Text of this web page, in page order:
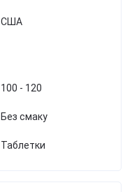
США
100 - 120
Без смаку
Таблетки